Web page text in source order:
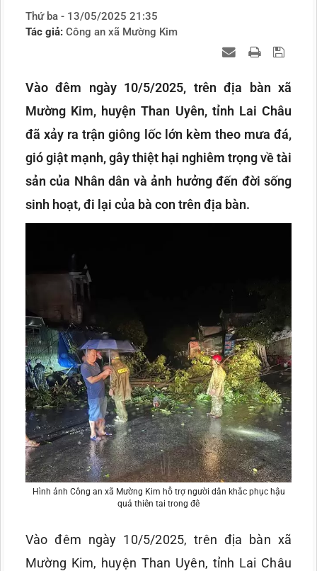
Thứ ba - 13/05/2025 21:35
Tác giả: Công an xã Mường Kim
Vào đêm ngày 10/5/2025, trên địa bàn xã
Mường Kim, huyện Than Uyên, tỉnh Lai Châu
đã xảy ra trận giông lốc lớn kèm theo mưa đá,
gió giật mạnh, gây thiệt hại nghiêm trọng về tài
sản của Nhân dân và ảnh hưởng đến đời sống
sinh hoạt, đi lại của bà con trên địa bàn.
Hình ảnh Công an xã Mường Kim hỗ trợ người dân khắc phục hậu
quả thiên tai trong đê
Vào đêm ngày 10/5/2025, trên địa bàn xã
Mường Kim, huyện Than Uyên, tỉnh Lai Châu